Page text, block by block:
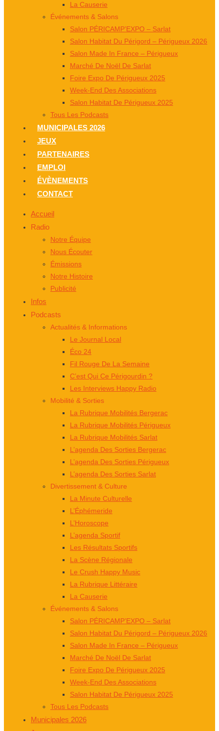
La Causerie
Événements & Salons
Salon PÉRICAMP’EXPO – Sarlat
Salon Habitat Du Périgord – Périgueux 2026
Salon Made In France – Périgueux
Marché De Noël De Sarlat
Foire Expo De Périgueux 2025
Week-End Des Associations
Salon Habitat De Périgueux 2025
Tous Les Podcasts
MUNICIPALES 2026
JEUX
PARTENAIRES
EMPLOI
ÉVÈNEMENTS
CONTACT
Accueil
Radio
Notre Équipe
Nous Écouter
Émissions
Notre Histoire
Publicité
Infos
Podcasts
Actualités & Informations
Le Journal Local
Éco 24
Fil Rouge De La Semaine
C’est Qui Ce Périgourdin ?
Les Interviews Happy Radio
Mobilité & Sorties
La Rubrique Mobilités Bergerac
La Rubrique Mobilités Périgueux
La Rubrique Mobilités Sarlat
L’agenda Des Sorties Bergerac
L’agenda Des Sorties Périgueux
L’agenda Des Sorties Sarlat
Divertissement & Culture
La Minute Culturelle
L’Éphémeride
L’Horoscope
L’agenda Sportif
Les Résultats Sportifs
La Scène Régionale
Le Crush Happy Music
La Rubrique Littéraire
La Causerie
Événements & Salons
Salon PÉRICAMP’EXPO – Sarlat
Salon Habitat Du Périgord – Périgueux 2026
Salon Made In France – Périgueux
Marché De Noël De Sarlat
Foire Expo De Périgueux 2025
Week-End Des Associations
Salon Habitat De Périgueux 2025
Tous Les Podcasts
Municipales 2026